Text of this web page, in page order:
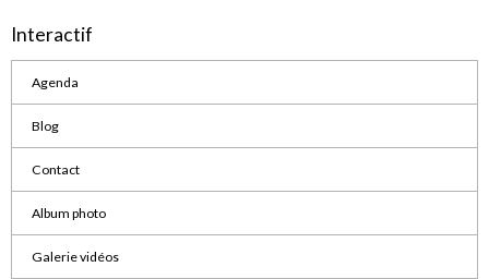
Interactif
Agenda
Blog
Contact
Album photo
Galerie vidéos